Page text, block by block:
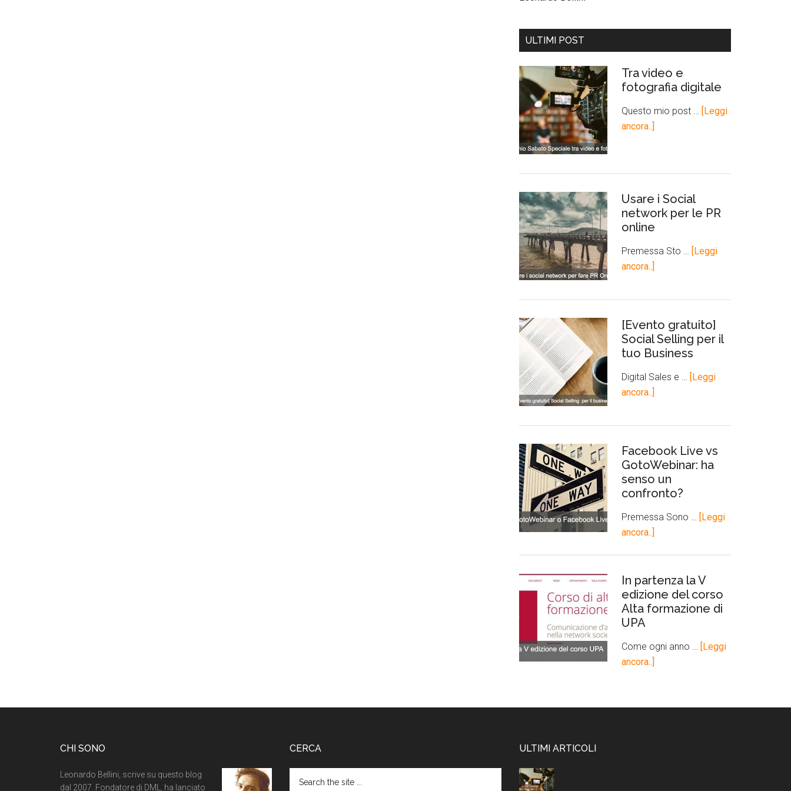
ULTIMI POST
Tra video e
fotografia digitale
Questo mio post …
[Leggi
ancora..]
Usare i Social
network per le PR
online
Premessa Sto …
[Leggi
ancora..]
[Evento gratuito]
Social Selling per il
tuo Business
Digital Sales e …
[Leggi
ancora..]
Facebook Live vs
GotoWebinar: ha
senso un
confronto?
Premessa Sono …
[Leggi
ancora..]
In partenza la V
edizione del corso
Alta formazione di
UPA
Come ogni anno …
[Leggi
ancora..]
CHI SONO
Leonardo Bellini, scrive su questo blog
dal 2007. Fondatore di DML, ha lanciato
CERCA ULTIMI ARTICOLI